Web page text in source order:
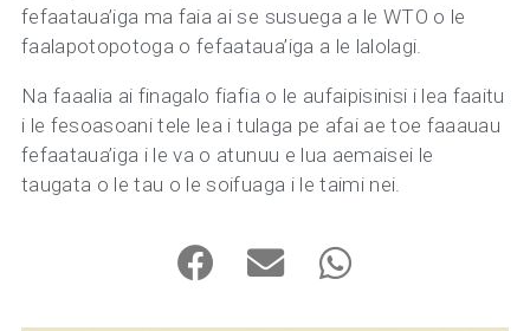
fefaataua’iga ma faia ai se susuega a le WTO o le
faalapotopotoga o fefaataua’iga a le lalolagi.
Na faaalia ai finagalo fiafia o le aufaipisinisi i lea faaitu
i le fesoasoani tele lea i tulaga pe afai ae toe faaauau
fefaataua’iga i le va o atunuu e lua aemaisei le
taugata o le tau o le soifuaga i le taimi nei.